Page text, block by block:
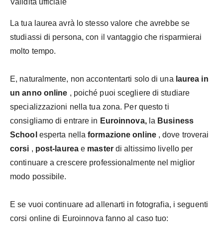
La tua laurea avrà lo stesso valore che avrebbe se
studiassi di persona, con il vantaggio che risparmierai
molto tempo.
E, naturalmente, non accontentarti solo di una laurea in
un anno online , poiché puoi scegliere di studiare
specializzazioni nella tua zona. Per questo ti
consigliamo di entrare in Euroinnova,la Business
School esperta nellaformazione online, dove troverai
corsi , post-laureae masterdi altissimo livello per
continuare a crescere professionalmente nel miglior
modo possibile.
E se vuoi continuare ad allenarti in fotografia, i seguenti
corsi online di Euroinnova fanno al caso tuo: